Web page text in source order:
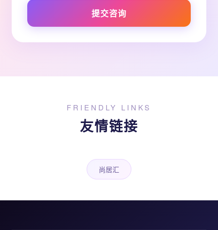
提交咨询
FRIENDLY LINKS
友情链接
尚居汇